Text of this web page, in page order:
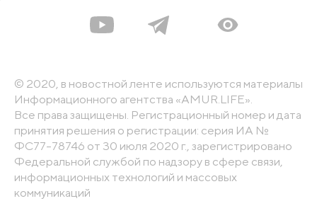
© 2020, в новостной ленте используются материалы
Информационного агентства «AMUR.LIFE».
Все права защищены. Регистрационный номер и дата
принятия решения о регистрации: серия ИА №
ФС77-78746 от 30 июля 2020 г., зарегистрировано
Федеральной службой по надзору в сфере связи,
информационных технологий и массовых
коммуникаций